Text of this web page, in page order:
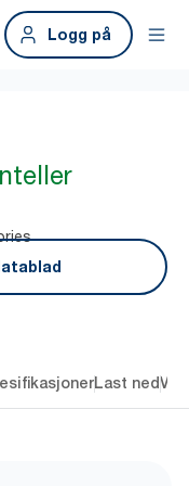
Logg på
Last ned